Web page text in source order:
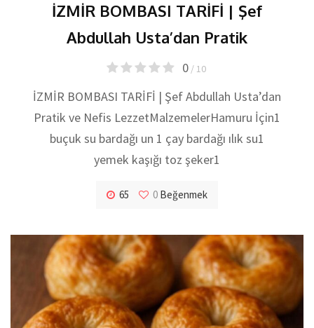
İZMİR BOMBASI TARİFİ | Şef
Abdullah Usta’dan Pratik
0/ 10
İZMİR BOMBASI TARİFİ | Şef Abdullah Usta’dan
Pratik ve Nefis LezzetMalzemelerHamuru İçin1
buçuk su bardağı un 1 çay bardağı ılık su1
yemek kaşığı toz şeker1
65 0 Beğenmek